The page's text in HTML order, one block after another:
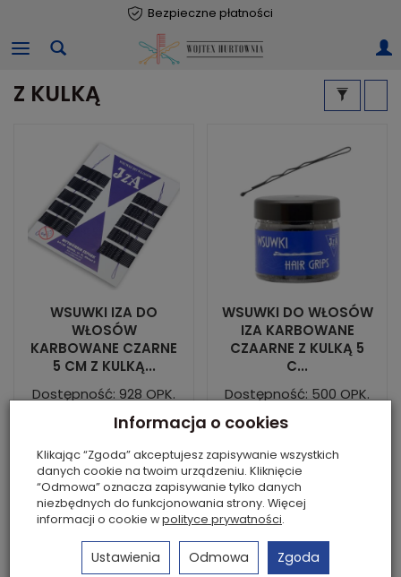
Bezpieczne płatności
Z KULKĄ
WSUWKI IZA DO
WŁOSÓW
KARBOWANE CZARNE
5 CM Z KULKĄ...
Dostępność: 928 OPK.
10,49 zł *
Do koszyka
WSUWKI DO WŁOSÓW
IZA KARBOWANE
CZAARNE Z KULKĄ 5
C...
Dostępność: 500 OPK.
59,00 zł *
Do koszyka
Informacja o cookies
Klikając “Zgoda” akceptujesz zapisywanie wszystkich
danych cookie na twoim urządzeniu. Kliknięcie
“Odmowa” oznacza zapisywanie tylko danych
niezbędnych do funkcjonowania strony. Więcej
informacji o cookie wpolityce prywatności.
Ustawienia Odmowa Zgoda